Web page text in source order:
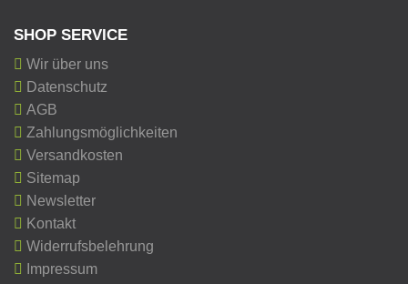
SHOP SERVICE
Wir über uns
Datenschutz
AGB
Zahlungsmöglichkeiten
Versandkosten
Sitemap
Newsletter
Kontakt
Widerrufsbelehrung
Impressum